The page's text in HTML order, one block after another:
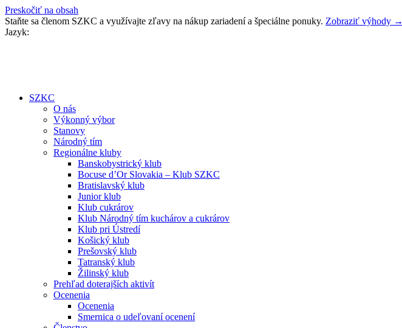
Preskočiť na obsah
Staňte sa členom SZKC a využívajte zľavy na nákup zariadení a špeciálne ponuky. Zobraziť výhody →
Jazyk:
SZKC
O nás
Výkonný výbor
Stanovy
Národný tím
Regionálne kluby
Banskobystrický klub
Bocuse d’Or Slovakia – Klub SZKC
Bratislavský klub
Junior klub
Klub cukrárov
Klub Národný tím kuchárov a cukrárov
Klub pri Ústredí
Košický klub
Prešovský klub
Tatranský klub
Žilinský klub
Prehľad doterajších aktivít
Ocenenia
Ocenenia
Smernica o udeľovaní ocenení